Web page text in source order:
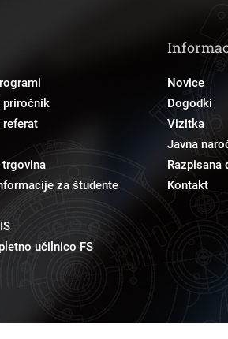
priročnik
referat
za študente
učilnico FS
Novice
Dogodki
Vizitka
Javna
Razpisana
Kontakt